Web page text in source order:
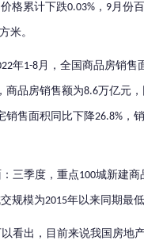
格累计下跌0.03% ， 9月份
米。
年1-8月，全国商品房销售
，商品房销售额为8.6万亿元
销售面积同比下降26.8% ，
三季度，重点100城新建商
规模为2015年以来同期最低
看出，目前来说我国房地